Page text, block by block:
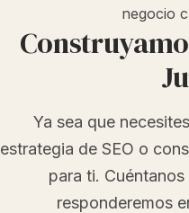
negocio
Ya sea que
estrategia de SEO o
para ti.
responderemos